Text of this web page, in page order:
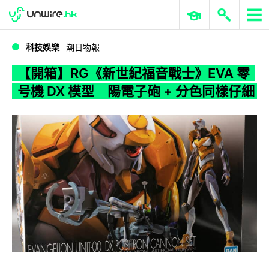
WWDC 2026 ERP 與商業 AI
科技娛樂 潮日物報
【開箱】RG《新世紀福音戰士》EVA 零
号機 DX 模型 陽電子砲 + 分色同樣仔細